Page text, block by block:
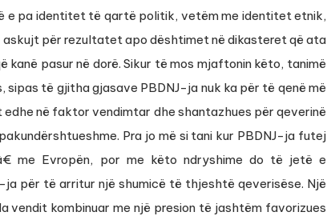
e pa identitet të qartë politik, vetëm me identitet etnik,
askujt për rezultatet apo dështimet në dikasteret që ata
pasur në dorë. Sikur të mos mjaftonin këto, tanimë
sipas të gjitha gjasave PBDNJ-ja nuk ka për të qenë më
në faktor vendimtar dhe shantazhues për qeverinë
Pra jo më si tani kur PBDNJ-ja futej
me Evropën, por me këto ndryshime do të jetë e
për të arritur një shumicë të thjeshtë qeverisëse. Një
vendit kombinuar me një presion të jashtëm favorizues